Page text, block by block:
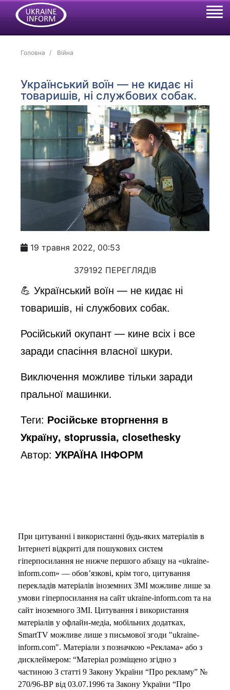
Головна Війна
Український воїн — не кидає ні
товаришів, ні службових собак.
19 травня 2022, 00:53
379192 ПЕРЕГЛЯДІВ
💪 Український воїн — не кидає ні
товаришів, ні службових собак.
Російський окупант — кине всіх і все
заради спасіння власної шкури.
Виключення можливе тільки заради
пральної машинки.
Теги: Російське вторгнення в
Україну, stoprussia, closethesky
Автор:УКРАЇНА ІНФОРМ
При цитуванні і використанні будь-яких матеріалів в
Інтернеті відкриті для пошукових систем
гіперпосилання не нижче першого абзацу на «ukraine-
inform.com» — обов’язкові, крім того, цитування
перекладів матеріалів іноземних ЗМІ можливе лише за
умови гіперпосилання на сайт ukraine-inform.com та на
сайт іноземного ЗМІ. Цитування і використання
матеріалів у офлайн-медіа, мобільних додатках,
SmartTV можливе лише з письмової згоди "ukraine-
inform.com". Матеріали з позначкою «Реклама» або з
дисклеймером: “Матеріал розміщено згідно з
частиною 3 статті 9 Закону України “Про рекламу” №
270/96-ВР від 03.07.1996 та Закону України “Про